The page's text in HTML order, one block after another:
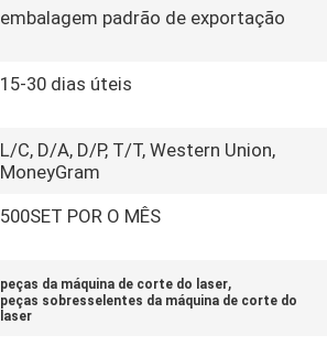
embalagem padrão de exportação
15-30 dias úteis
L/C, D/A, D/P, T/T, Western Union,
MoneyGram
500SET POR O MÊS
peças da máquina de corte do laser,
peças sobresselentes da máquina de corte do
laser